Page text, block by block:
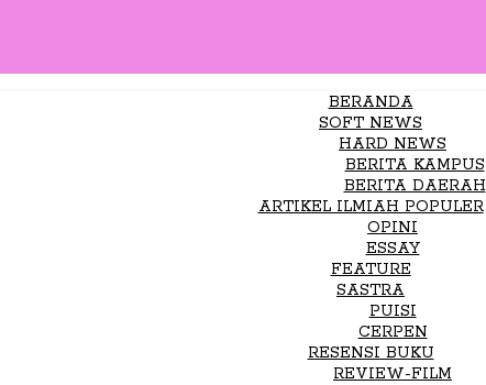
BERANDA
SOFT NEWS
HARD NEWS
BERITA KAMPUS
BERITA DAERAH
ARTIKEL ILMIAH POPULER
OPINI
ESSAY
FEATURE
SASTRA
PUISI
CERPEN
RESENSI BUKU
REVIEW-FILM